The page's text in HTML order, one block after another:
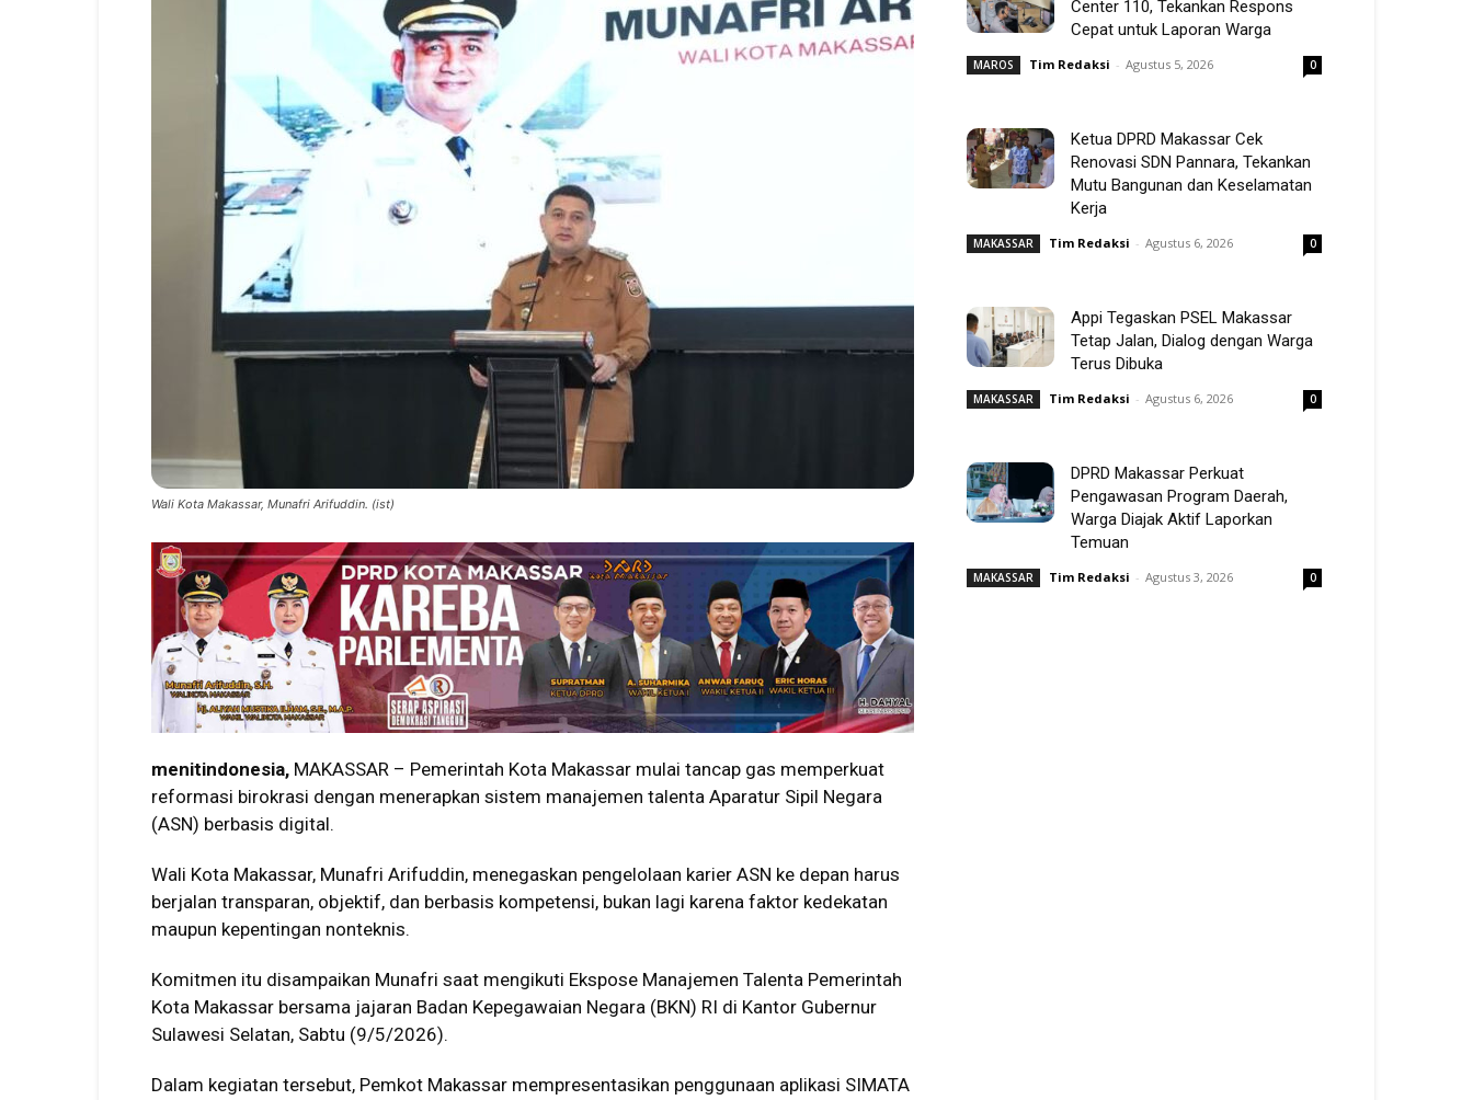
Wali Kota Makassar, Munafri Arifuddin. (ist)
menitindonesia, MAKASSAR – Pemerintah Kota Makassar mulai tancap gas memperkuat
reformasi birokrasi dengan menerapkan sistem manajemen talenta Aparatur Sipil Negara
(ASN) berbasis digital.
Wali Kota Makassar, Munafri Arifuddin, menegaskan pengelolaan karier ASN ke depan harus
berjalan transparan, objektif, dan berbasis kompetensi, bukan lagi karena faktor kedekatan
maupun kepentingan nonteknis.
Komitmen itu disampaikan Munafri saat mengikuti Ekspose Manajemen Talenta Pemerintah
Kota Makassar bersama jajaran Badan Kepegawaian Negara (BKN) RI di Kantor Gubernur
Sulawesi Selatan, Sabtu (9/5/2026).
Dalam kegiatan tersebut, Pemkot Makassar mempresentasikan penggunaan aplikasi SIMATA
Center 110, Tekankan Respons
Cepat untuk Laporan Warga
MAROS Tim Redaksi - Agustus 5, 2026 0
Ketua DPRD Makassar Cek
Renovasi SDN Pannara, Tekankan
Mutu Bangunan dan Keselamatan
Kerja
MAKASSAR Tim Redaksi - Agustus 6, 2026 0
Appi Tegaskan PSEL Makassar
Tetap Jalan, Dialog dengan Warga
Terus Dibuka
MAKASSAR Tim Redaksi - Agustus 6, 2026 0
DPRD Makassar Perkuat
Pengawasan Program Daerah,
Warga Diajak Aktif Laporkan
Temuan
MAKASSAR Tim Redaksi - Agustus 3, 2026 0